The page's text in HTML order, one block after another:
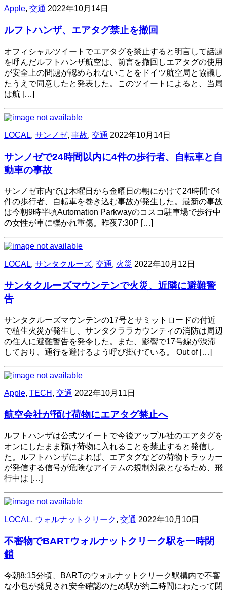
Apple, 交通 2022年10月14日
ルフトハンザ、エアタグ禁止を撤回
オフィシャルツイートでエアタグを禁止すると明言して話題
を呼んだルフトハンザ航空は、前言を撤回しエアタグの使用
が安全上の問題が認められないことをドイツ航空局と協議し
たうえで同意したと発表した。このツイートによると、当局
は航 […]
LOCAL, サンノゼ, 事故, 交通 2022年10月14日
サンノゼで24時間以内に4件の歩行者、自転車と自
動車の事故
サンノゼ市内では木曜日から金曜日の朝にかけて24時間で4
件の歩行者、自転車を巻き込む事故が発生した。最新の事故
は今朝9時半頃Automation Parkwayのコスコ駐車場で歩行中
の女性が車に轢かれ重傷。昨夜7:30P […]
LOCAL, サンタクルーズ, 交通, 火災 2022年10月12日
サンタクルーズマウンテンで火災、近隣に避難警
告
サンタクルーズマウンテンの17号とサミットロードの付近
で植生火災が発生し、サンタクララカウンティの消防は周辺
の住人に避難警告を発令した。また、影響で17号線が渋滞
しており、通行を避けるよう呼び掛けている。 Out of […]
Apple, TECH , 交通 2022年10月11日
航空会社が預け荷物にエアタグ禁止へ
ルフトハンザは公式ツイートで今後アップル社のエアタグを
オンにしたまま預け荷物に入れることを禁止すると発信し
た。ルフトハンザによれば、エアタグなどの荷物トラッカー
が発信する信号が危険なアイテムの規制対象となるため、飛
行中は […]
LOCAL, ウォルナットクリーク, 交通 2022年10月10日
不審物でBARTウォルナットクリーク駅を一時閉
鎖
今朝8:15分頃、BARTのウォルナットクリーク駅構内で不審
な小包が発見され安全確認のため駅が約二時間にわたって閉